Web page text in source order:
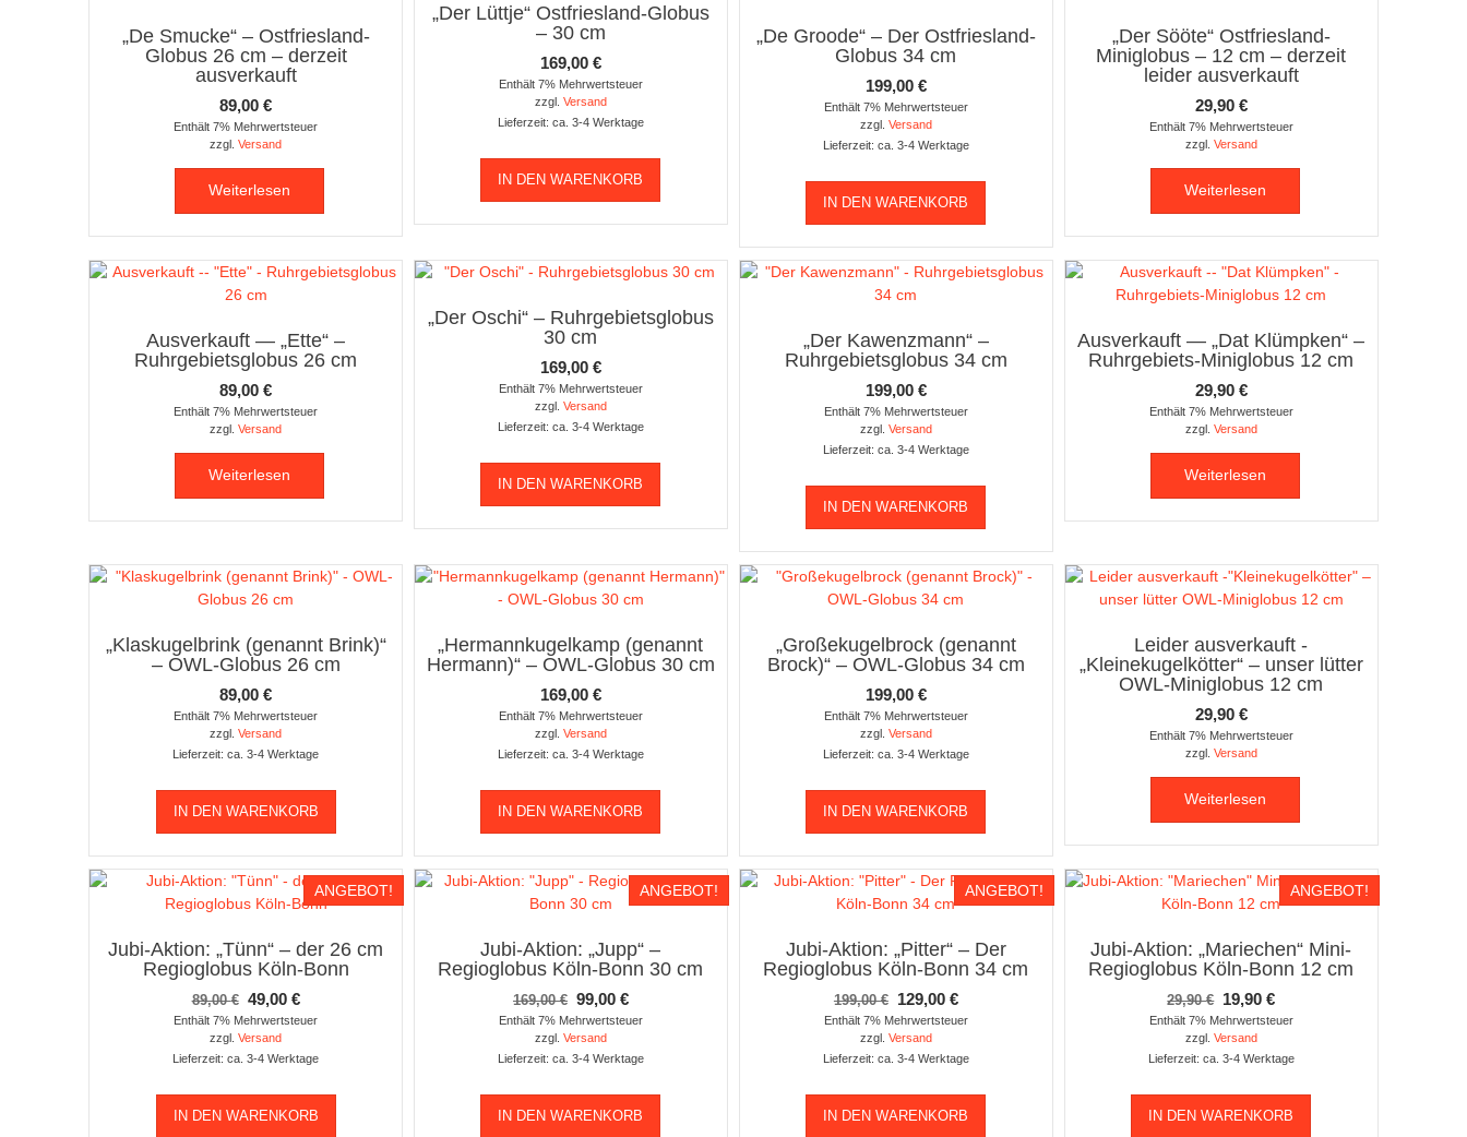
„De Smucke“ – Ostfriesland-
Globus 26 cm – derzeit
ausverkauft
89,00€
Enthält 7% Mehrwertsteuer
zzgl.Versand
Weiterlesen
„Der Lüttje“ Ostfriesland-Globus
– 30 cm
169,00 €
Enthält 7% Mehrwertsteuer
zzgl. Versand
Lieferzeit: ca. 3-4 Werktage
IN DEN WARENKORB
„De Groode“ – Der Ostfriesland-
Globus 34 cm
199,00 €
Enthält 7% Mehrwertsteuer
zzgl. Versand
Lieferzeit: ca. 3-4 Werktage
IN DEN WARENKORB
„Der Sööte“ Ostfriesland-
Miniglobus – 12 cm – derzeit
leider ausverkauft
29,90 €
Enthält 7% Mehrwertsteuer
zzgl. Versand
Weiterlesen
Ausverkauft — „Ette“ –
Ruhrgebietsglobus 26 cm
89,00€
Enthält 7% Mehrwertsteuer
zzgl.Versand
Weiterlesen
„Der Oschi“ – Ruhrgebietsglobus
30 cm
169,00 €
Enthält 7% Mehrwertsteuer
zzgl. Versand
Lieferzeit: ca. 3-4 Werktage
IN DEN WARENKORB
„Der Kawenzmann“ –
Ruhrgebietsglobus 34 cm
199,00 €
Enthält 7% Mehrwertsteuer
zzgl. Versand
Lieferzeit: ca. 3-4 Werktage
IN DEN WARENKORB
Ausverkauft — „Dat Klümpken“ –
Ruhrgebiets-Miniglobus 12 cm
29,90 €
Enthält 7% Mehrwertsteuer
zzgl. Versand
Weiterlesen
„Klaskugelbrink (genannt Brink)“
– OWL-Globus 26 cm
89,00€
Enthält 7% Mehrwertsteuer
zzgl.Versand
Lieferzeit: ca. 3-4 Werktage
IN DEN WARENKORB
„Hermannkugelkamp (genannt
Hermann)“ – OWL-Globus 30 cm
169,00 €
Enthält 7% Mehrwertsteuer
zzgl. Versand
Lieferzeit: ca. 3-4 Werktage
IN DEN WARENKORB
„Großekugelbrock (genannt
Brock)“ – OWL-Globus 34 cm
199,00 €
Enthält 7% Mehrwertsteuer
zzgl. Versand
Lieferzeit: ca. 3-4 Werktage
IN DEN WARENKORB
Leider ausverkauft -
„Kleinekugelkötter“ – unser lütter
OWL-Miniglobus 12 cm
29,90 €
Enthält 7% Mehrwertsteuer
zzgl. Versand
Weiterlesen
ANGEBOT!
Jubi-Aktion: „Tünn“ – der 26 cm
Regioglobus Köln-Bonn
89,00€ Ursprünglicher
Preis
war:
49,00 €Aktueller
Preis
49,00 €.
Enthält 7% Mehrwertsteuer
zzgl.Versand
Lieferzeit: ca. 3-4 Werktage
IN DEN WARENKORB
ANGEBOT!
Jubi-Aktion: „Jupp“ –
Regioglobus Köln-Bonn 30 cm
169,00€ Ursprünglicher
Preis
war:
169,00 €
99,00 €Aktueller
Preis
99,00 €.
Enthält 7% Mehrwertsteuer
zzgl. Versand
Lieferzeit: ca. 3-4 Werktage
IN DEN WARENKORB
ANGEBOT!
Jubi-Aktion: „Pitter“ – Der
Regioglobus Köln-Bonn 34 cm
199,00€
Ursprünglicher
Preis
war:
129,00 €Aktueller
Preis
129,00 €.
Enthält 7% Mehrwertsteuer
zzgl. Versand
Lieferzeit: ca. 3-4 Werktage
IN DEN WARENKORB
ANGEBOT!
Jubi-Aktion: „Mariechen“ Mini-
Regioglobus Köln-Bonn 12 cm
29,90€ Ursprünglicher
Preis
war:
19,90€Aktueller
Preis
19,90 €.
Enthält 7% Mehrwertsteuer
zzgl. Versand
Lieferzeit: ca. 3-4 Werktage
IN DEN WARENKORB